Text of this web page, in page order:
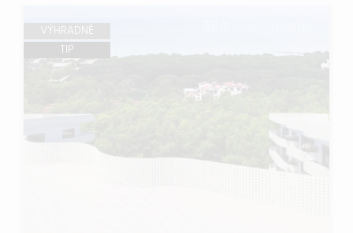
VÝHRADNĚ
TIP